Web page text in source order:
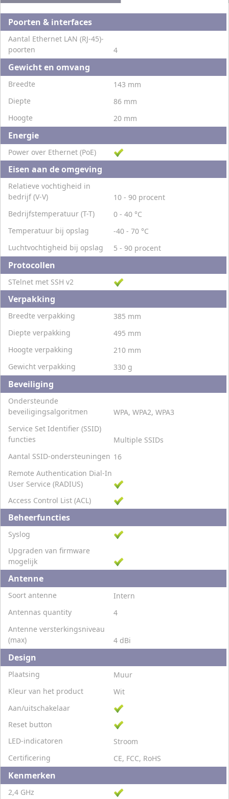
Poorten & interfaces
Aantal Ethernet LAN (RJ-45)-
poorten
4
Gewicht en omvang
Breedte
143 mm
Diepte
86 mm
Hoogte
20 mm
Energie
Power over Ethernet (PoE)
Eisen aan de omgeving
Relatieve vochtigheid in
bedrijf (V-V)
10 - 90 procent
Bedrijfstemperatuur (T-T)
0 - 40 °C
Temperatuur bij opslag
-40 - 70 °C
Luchtvochtigheid bij opslag
5 - 90 procent
Protocollen
STelnet met SSH v2
Verpakking
Breedte verpakking
385 mm
Diepte verpakking
495 mm
Hoogte verpakking
210 mm
Gewicht verpakking
330 g
Beveiliging
Ondersteunde
beveiligingsalgoritmen
WPA, WPA2, WPA3
Service Set Identifier (SSID)
functies
Multiple SSIDs
Aantal SSID-ondersteuningen 16
Remote Authentication Dial-In
User Service (RADIUS)
Access Control List (ACL)
Beheerfuncties
Syslog
Upgraden van firmware
mogelijk
Antenne
Soort antenne
Intern
Antennas quantity
4
Antenne versterkingsniveau
(max)
4 dBi
Design
Plaatsing
Muur
Kleur van het product
Wit
Aan/uitschakelaar
Reset button
LED-indicatoren
Stroom
Certificering
CE, FCC, RoHS
Kenmerken
2,4 GHz